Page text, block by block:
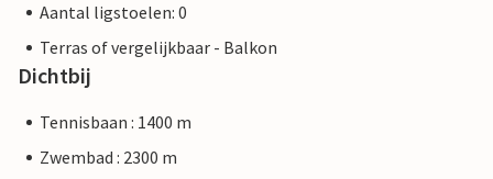
Aantal ligstoelen: 0
Terras of vergelijkbaar - Balkon
Dichtbij
Tennisbaan : 1400 m
Zwembad : 2300 m